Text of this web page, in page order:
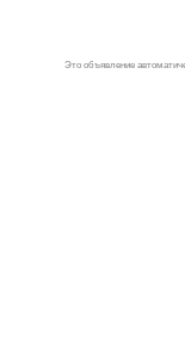
Это объявление